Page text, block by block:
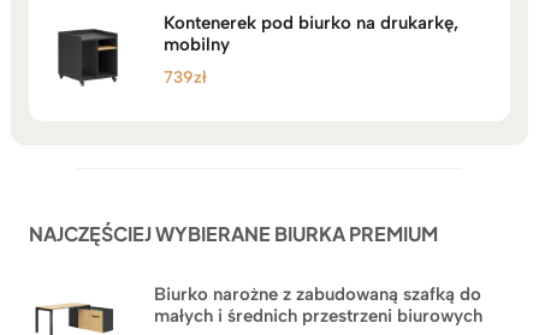
Kontenerek pod biurko na drukarkę,
mobilny
739zł
NAJCZĘŚCIEJ WYBIERANE BIURKA PREMIUM
Biurko narożne z zabudowaną szafką do
małych i średnich przestrzeni biurowych